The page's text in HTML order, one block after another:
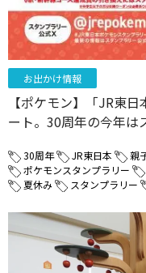
お出かけ情報
【ポケモン】「JR東
ート。30周年の今年は
30周年 JR東日本 親
ポケモンスタンプラリー
夏休み
スタンプラリー